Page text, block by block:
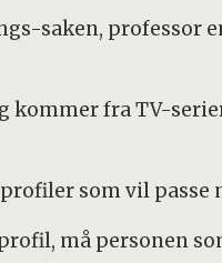
saken, professor
fra TV-
som vil passe
må personen